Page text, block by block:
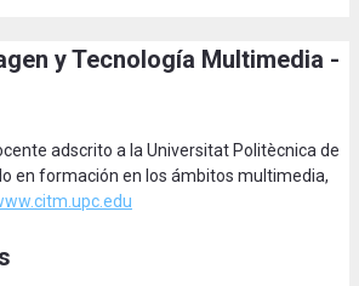
y Tecnología Multimedia -
adscrito a la Universitat Politècnica de
en formación en los ámbitos multimedia,